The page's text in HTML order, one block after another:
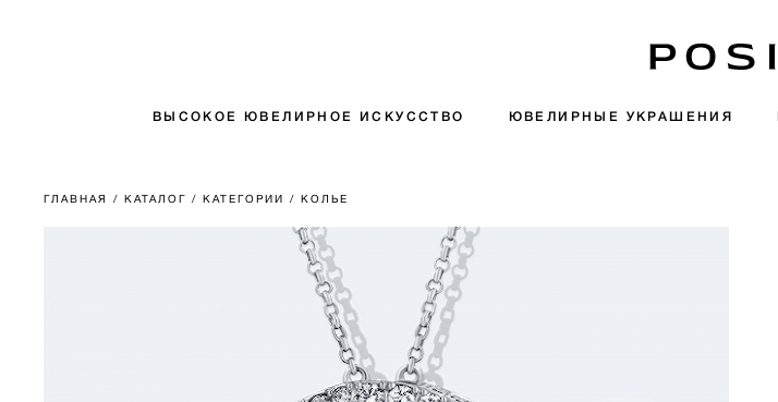
ВЫСОКОЕ ЮВЕЛИРНОЕ ИСКУССТВО ЮВЕЛИРНЫЕ УКРАШЕНИЯ
ГЛАВНАЯ / КАТАЛОГ / КАТЕГОРИИ / КОЛЬЕ